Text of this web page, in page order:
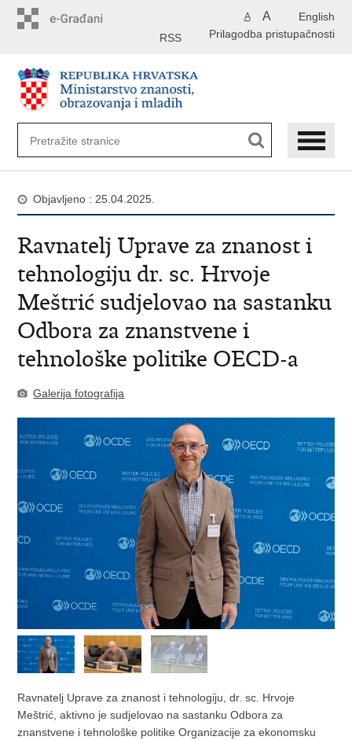
English
A A
Prilagodba pristupačnosti
RSS
Objavljeno : 25.04.2025.
Ravnatelj Uprave za znanost i
tehnologiju dr. sc. Hrvoje
Meštrić sudjelovao na sastanku
Odbora za znanstvene i
tehnološke politike OECD-a
Galerija fotografija
Ravnatelj Uprave za znanost i tehnologiju, dr. sc. Hrvoje
Meštrić, aktivno je sudjelovao na sastanku Odbora za
znanstvene i tehnološke politike Organizacije za ekonomsku